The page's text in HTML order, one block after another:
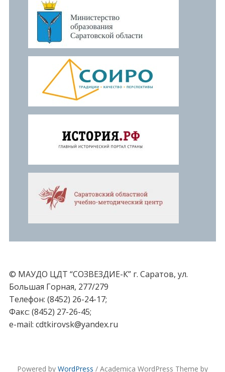
© МАУДО ЦДТ “СОЗВЕЗДИЕ-К” г. Саратов, ул.
Большая Горная, 277/279
Телефон: (8452) 26-24-17;
Факс: (8452) 27-26-45;
e-mail: cdtkirovsk@yandex.ru
Powered by WordPress / Academica WordPress Theme by